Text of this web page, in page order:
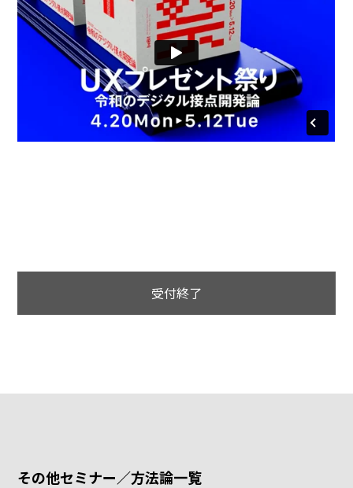
受付終了
その他セミナー／方法論一覧